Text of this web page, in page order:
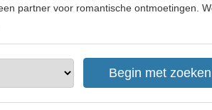
partner voor romantische ontmoetingen.